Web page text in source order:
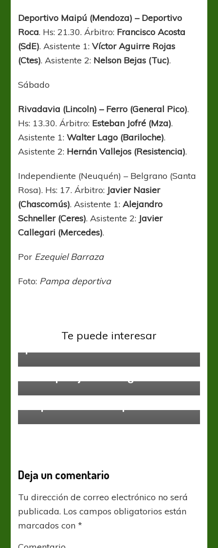
Deportivo Maipú (Mendoza) – Deportivo
Roca. Hs: 21.30. Árbitro: Francisco Acosta
(SdE). Asistente 1:Víctor Aguirre Rojas
(Ctes). Asistente 2: Nelson Bejas (Tuc).
Sábado
Rivadavia (Lincoln) – Ferro (General Pico).
Hs: 13.30. Árbitro: Esteban Jofré (Mza).
Asistente 1:Walter Lago (Bariloche).
Asistente 2: Hernán Vallejos (Resistencia).
Independiente (Neuquén) – Belgrano (Santa
Rosa). Hs: 17. Árbitro: Javier Nasier
(Chascomús). Asistente 1:Alejandro
Schneller (Ceres). Asistente 2: Javier
Callegari (Mercedes).
Por Ezequiel Barraza
Foto: Pampa deportiva
Te puede interesar
Estudiantes se quedó con el
Deja un comentario
Tu dirección de correo electrónico no será
publicada. Los campos obligatorios están
marcados con*